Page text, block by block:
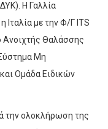
Η Γαλλία
Ιταλία με την Φ/Γ ITS
Ανοιχτής Θαλάσσης
Μη
Ομάδα Ειδικών
την ολοκλήρωση της